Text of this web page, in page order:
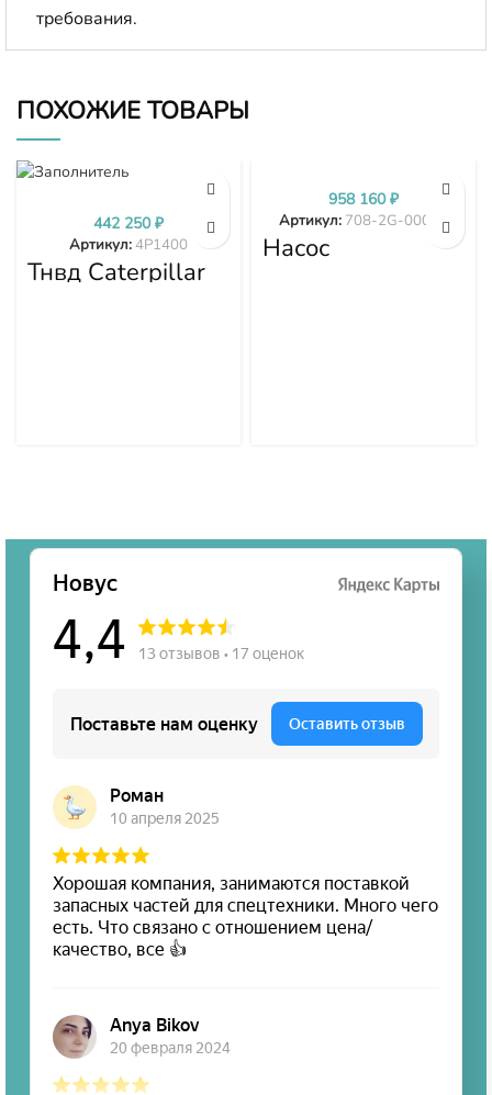
требования.
ПОХОЖИЕ ТОВАРЫ
Тнвд Caterpillar
4P1400
Артикул:4P1400
442 250₽
Насос
гидравлики
Артикул: 708-2G-00024
958 160₽